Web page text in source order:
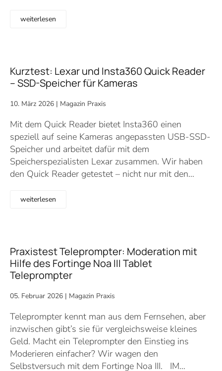
weiterlesen
Kurztest: Lexar und Insta360 Quick Reader
– SSD-Speicher für Kameras
10. März 2026 | Magazin Praxis
Mit dem Quick Reader bietet Insta360 einen
speziell auf seine Kameras angepassten USB-SSD-
Speicher und arbeitet dafür mit dem
Speicherspezialisten Lexar zusammen. Wir haben
den Quick Reader getestet – nicht nur mit den…
weiterlesen
Praxistest Teleprompter: Moderation mit
Hilfe des Fortinge Noa III Tablet
Teleprompter
05. Februar 2026 | Magazin Praxis
Teleprompter kennt man aus dem Fernsehen, aber
inzwischen gibt’s sie für vergleichsweise kleines
Geld. Macht ein Teleprompter den Einstieg ins
Moderieren einfacher? Wir wagen den
Selbstversuch mit dem Fortinge Noa III. IM…